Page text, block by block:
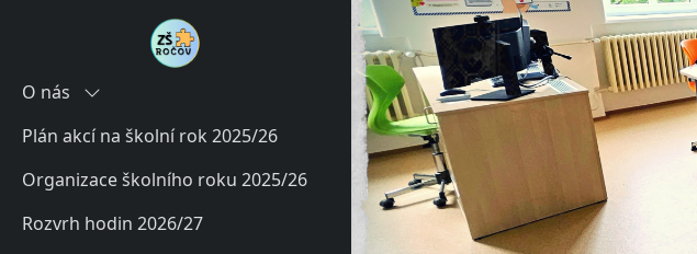
O nás
Historie
Současnost
Charakteristika školy
Plán akcí na školní rok 2025/26
Organizace školního roku 2025/26
Rozvrh hodin 2026/27